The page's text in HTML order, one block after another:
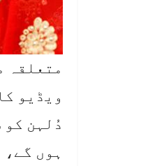
متعلقہ
ویڈیو
دُلہن کو
ہوں